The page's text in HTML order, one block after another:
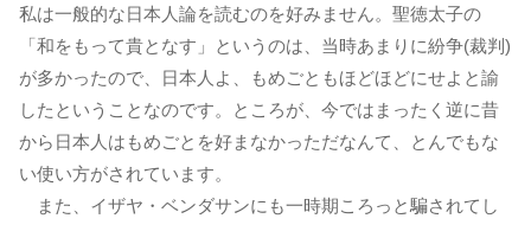
私は一般的な日本人論を読むのを好みません。聖徳太子の
「和をもって貴となす」というのは、当時あまりに紛争(裁判)
が多かったので、日本人よ、もめごともほどほどにせよと諭
したということなのです。ところが、今ではまったく逆に昔
から日本人はもめごとを好まなかっただなんて、とんでもな
い使い方がされています。
また、イザヤ・ベンダサンにも一時期ころっと騙されてし